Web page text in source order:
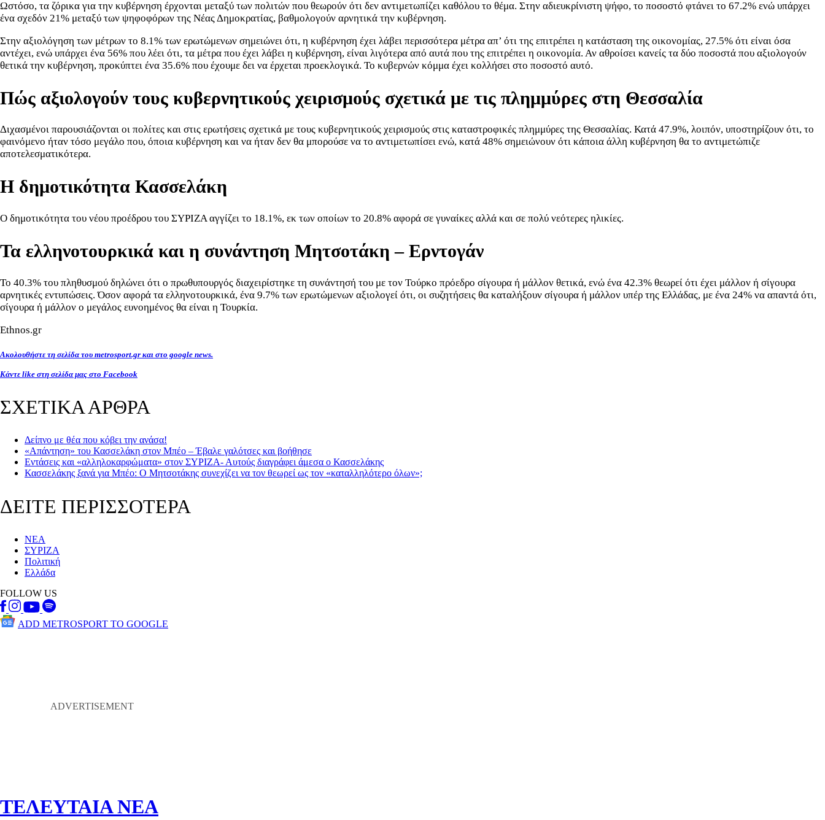
Ωστόσο, τα ζόρικα για την κυβέρνηση έρχονται μεταξύ των πολιτών που θεωρούν ότι δεν αντιμετωπίζει καθόλου το θέμα. Στην αδιευκρίνιστη ψήφο, το ποσοστό φτάνει το 67.2% ενώ υπάρχει
ένα σχεδόν 21% μεταξύ των ψηφοφόρων της Νέας Δημοκρατίας, βαθμολογούν αρνητικά την κυβέρνηση.
Στην αξιολόγηση των μέτρων το 8.1% των ερωτώμενων σημειώνει ότι, η κυβέρνηση έχει λάβει περισσότερα μέτρα απ’ ότι της επιτρέπει η κατάσταση της οικονομίας, 27.5% ότι είναι όσα
αντέχει, ενώ υπάρχει ένα 56% που λέει ότι, τα μέτρα που έχει λάβει η κυβέρνηση, είναι λιγότερα από αυτά που της επιτρέπει η οικονομία. Αν αθροίσει κανείς τα δύο ποσοστά που αξιολογούν
θετικά την κυβέρνηση, προκύπτει ένα 35.6% που έχουμε δει να έρχεται προεκλογικά. Το κυβερνών κόμμα έχει κολλήσει στο ποσοστό αυτό.
Πώς αξιολογούν τους κυβερνητικούς χειρισμούς σχετικά με τις πλημμύρες στη Θεσσαλία
Διχασμένοι παρουσιάζονται οι πολίτες και στις ερωτήσεις σχετικά με τους κυβερνητικούς χειρισμούς στις καταστροφικές πλημμύρες της Θεσσαλίας. Κατά 47.9%, λοιπόν, υποστηρίζουν ότι, το
φαινόμενο ήταν τόσο μεγάλο που, όποια κυβέρνηση και να ήταν δεν θα μπορούσε να το αντιμετωπίσει ενώ, κατά 48% σημειώνουν ότι κάποια άλλη κυβέρνηση θα το αντιμετώπιζε
αποτελεσματικότερα.
Η δημοτικότητα Κασσελάκη
Ο δημοτικότητα του νέου προέδρου του ΣΥΡΙΖΑ αγγίζει το 18.1%, εκ των οποίων το 20.8% αφορά σε γυναίκες αλλά και σε πολύ νεότερες ηλικίες.
Τα ελληνοτουρκικά και η συνάντηση Μητσοτάκη – Ερντογάν
Το 40.3% του πληθυσμού δηλώνει ότι ο πρωθυπουργός διαχειρίστηκε τη συνάντησή του με τον Τούρκο πρόεδρο σίγουρα ή μάλλον θετικά, ενώ ένα 42.3% θεωρεί ότι έχει μάλλον ή σίγουρα
αρνητικές εντυπώσεις. Όσον αφορά τα ελληνοτουρκικά, ένα 9.7% των ερωτώμενων αξιολογεί ότι, οι συζητήσεις θα καταλήξουν σίγουρα ή μάλλον υπέρ της Ελλάδας, με ένα 24% να απαντά ότι,
σίγουρα ή μάλλον ο μεγάλος ευνοημένος θα είναι η Τουρκία.
Ethnos.gr
Ακολουθήστε τη σελίδα του metrosport.gr και στο google news.
Κάντε like στη σελίδα μας στο Facebook
ΣΧΕΤΙΚΑ ΑΡΘΡΑ
Δείπνο με θέα που κόβει την ανάσα!
«Απάντηση» του Κασσελάκη στον Μπέο – Έβαλε γαλότσες και βοήθησε
Εντάσεις και «αλληλοκαρφώματα» στον ΣΥΡΙΖΑ- Αυτούς διαγράφει άμεσα ο Κασσελάκης
Κασσελάκης ξανά για Μπέο: Ο Μητσοτάκης συνεχίζει να τον θεωρεί ως τον «καταλληλότερο όλων»;
ΔΕΙΤΕ ΠΕΡΙΣΣΟΤΕΡΑ
ΝΕΑ
ΣΥΡΙΖΑ
Πολιτική
Ελλάδα
FOLLOW US
ADD METROSPORT TO GOOGLE
ΤΕΛΕΥΤΑΙΑ ΝΕΑ